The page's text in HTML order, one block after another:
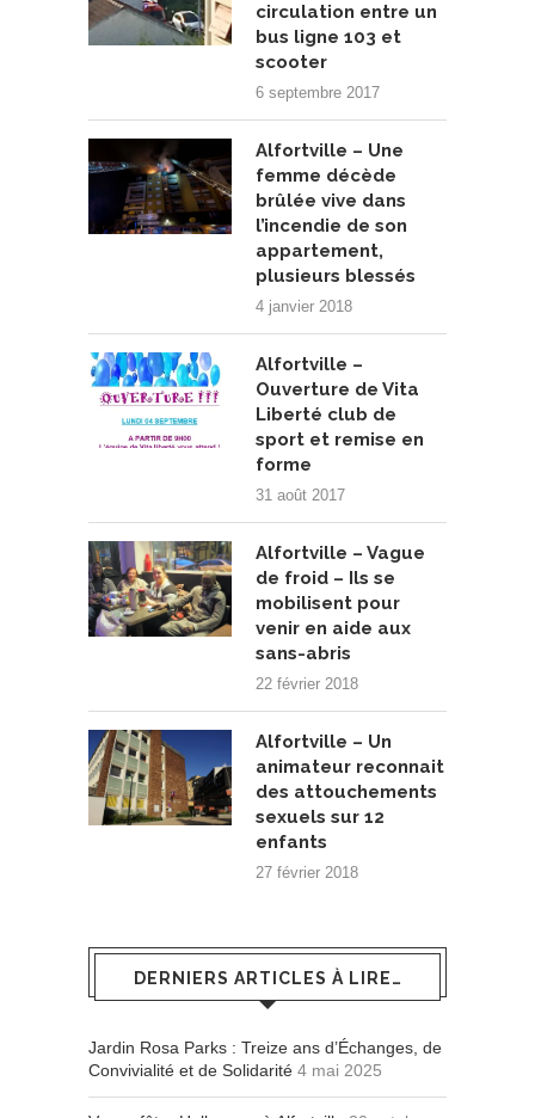
circulation entre un
bus ligne 103 et
scooter
6 septembre 2017
Alfortville – Une
femme décède
brûlée vive dans
l’incendie de son
appartement,
plusieurs blessés
4 janvier 2018
Alfortville –
Ouverture de Vita
Liberté club de
sport et remise en
forme
31 août 2017
Alfortville – Vague
de froid – Ils se
mobilisent pour
venir en aide aux
sans-abris
22 février 2018
Alfortville – Un
animateur reconnait
des attouchements
sexuels sur 12
enfants
27 février 2018
DERNIERS ARTICLES À LIRE…
Jardin Rosa Parks : Treize ans d’Échanges, de
Convivialité et de Solidarité 4 mai 2025